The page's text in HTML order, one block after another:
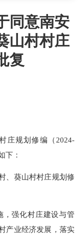
同意南安
山村村庄
复
规划修编（2024-
下：
葵山村村庄规划修
强化村庄建设与管
产业经济发展，落实